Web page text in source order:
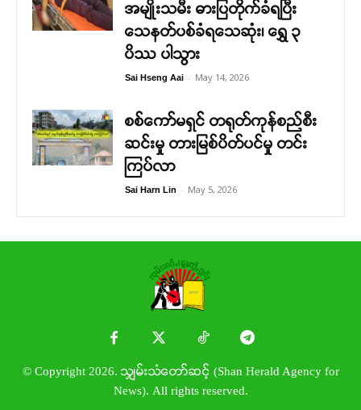
အမျိုးသမီး ဓားပြတိုက်ခံရပြီး
သေနတ်ပစ်ခံရသေဆုံး၊ ရွှေ ၃
ပိဿ ပါသွား
Sai Hseng Aai - May 14, 2026
စစ်ကော်မရှင် တရုတ်ကုန်စည်စီး
ဆင်းမှု တားမြစ်ပိတ်ပင်မှု တင်း
ကြပ်လာ
Sai Harn Lin - May 5, 2026
© Copyright 2026. သျှမ်းသံတော်ဆင့် (Shan Herald Agency for
News). All rights reserved.